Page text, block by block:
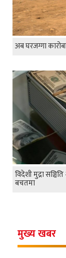
अब घरजग्गा
विदेशी मुद्रा
बचतमा
मुख्य खबर